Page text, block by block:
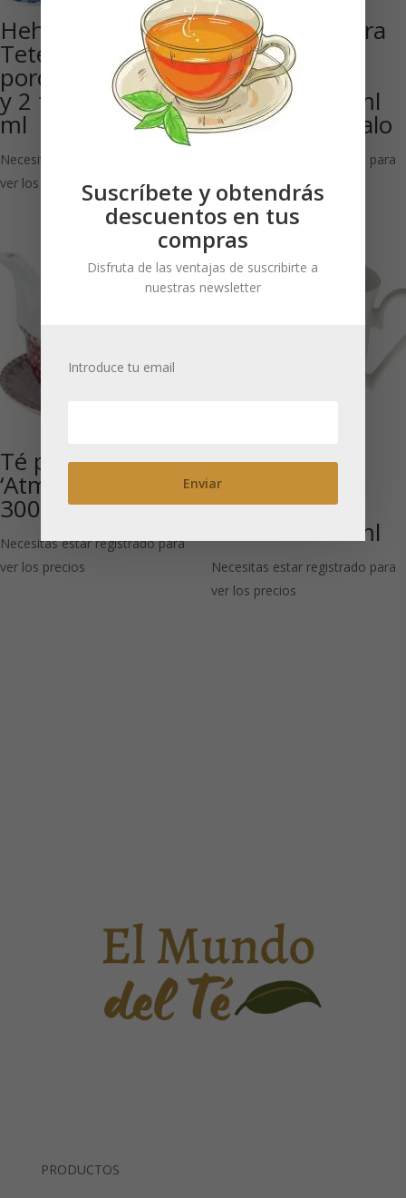
Hehua: Juego
Tetera de
porcelana de 1,4 l
y 2 tazas de 150
ml
Necesitas estar registrado para
ver los precios
Jungle: «Té para
uno» de
porcelana
brillante 300 ml
en caja de regalo
Necesitas estar registrado para
ver los precios
Té para un juego
‘Atmósfera’ rojo,
300 ml
Necesitas estar registrado para
ver los precios
Clara: Taza
grande de
porcelana
brillante 500 ml
Necesitas estar registrado para
ver los precios
PRODUCTOS
Suscríbete y obtendrás
descuentos en tus
compras
Disfruta de las ventajas de suscribirte a
nuestras newsletter
Introduce tu email